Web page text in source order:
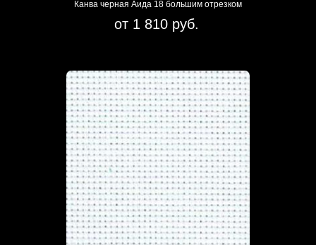
Канва черная Аида 18 большим отрезком
от 1 810 руб.